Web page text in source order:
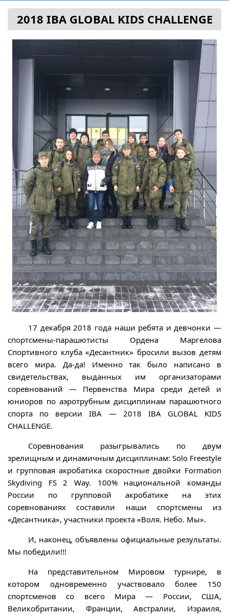
2018 IBA GLOBAL KIDS CHALLENGE
17 декабря 2018 года наши ребята и девчонки —
спортсмены-парашютисты Ордена Маргелова
Спортивного клуба «Десантник» бросили вызов детям
всего мира. Да-да! Именно так было написано в
свидетельствах, выданных им организаторами
соревнований — Первенства Мира среди детей и
юниоров по аэротрубным дисциплинам парашютного
спорта по версии IBA — 2018 IBA GLOBAL KIDS
CHALLENGE.
Соревнования разыгрывались по двум
зрелищным и динамичным дисциплинам: Solo Freestyle
и групповая акробатика скоростные двойки Formation
Skydiving FS 2 Way. 100% национальной команды
России по групповой акробатике на этих
соревнованиях составили наши спортсмены из
«Десантника», участники проекта «Воля. Небо. Мы».
И, наконец, объявлены официальные результаты.
Мы победили!!!
На представительном Мировом турнире, в
котором одновременно участвовало более 150
спортсменов со всего Мира — России, США,
Великобритании, Франции, Австралии, Израиля,